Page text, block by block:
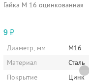
Гайка М 16 оцинкованная
9₽
Диаметр, мм
М16
Материал
Сталь
Покрытие
Цинк